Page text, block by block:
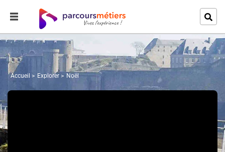
Accueil Explorer Noël